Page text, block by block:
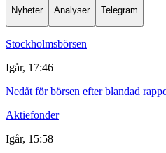
Nyheter Analyser Telegram
Stockholmsbörsen
Igår, 17:46
Nedåt för börsen efter blandad
Aktiefonder
Igår, 15:58